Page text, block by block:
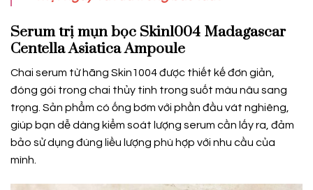
Serum trị mụn bọc Skin1004 Madagascar
Centella Asiatica Ampoule
Chai serum từ hãng Skin1004 được thiết kế đơn giản,
đóng gói trong chai thủy tinh trong suốt màu nâu sang
trọng. Sản phẩm có ống bơm với phần đầu vát nghiêng,
giúp bạn dễ dàng kiểm soát lượng serum cần lấy ra, đảm
bảo sử dụng đúng liều lượng phù hợp với nhu cầu của
mình.